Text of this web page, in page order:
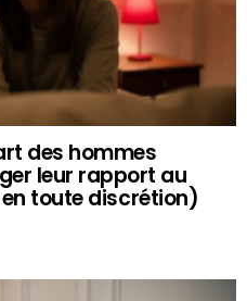
des hommes
leur rapport au
toute discrétion)